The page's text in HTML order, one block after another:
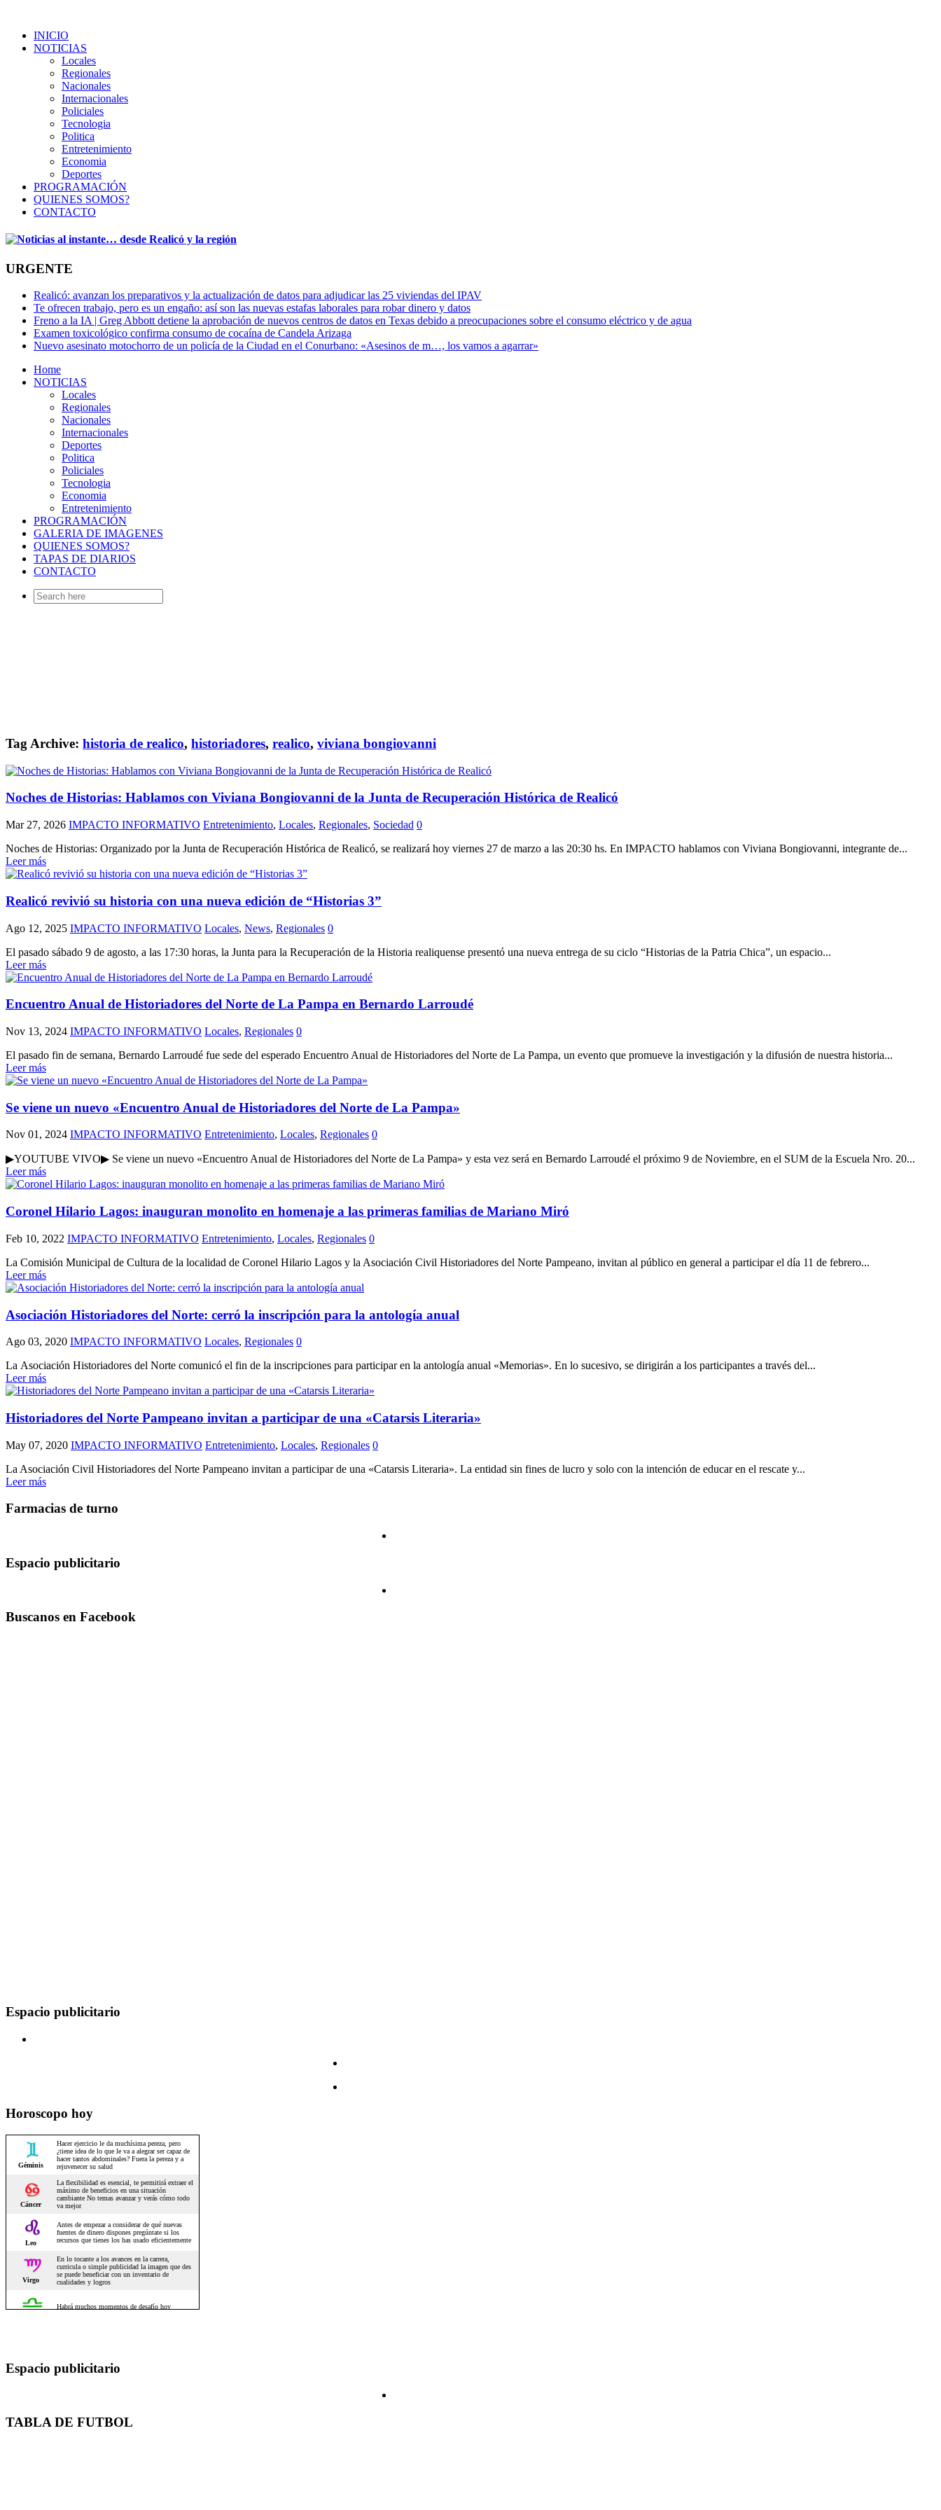
INICIO
NOTICIAS
Locales
Regionales
Nacionales
Internacionales
Policiales
Tecnologia
Politica
Entretenimiento
Economia
Deportes
PROGRAMACIÓN
QUIENES SOMOS?
CONTACTO
URGENTE
Realicó: avanzan los preparativos y la actualización de datos para adjudicar las 25 viviendas del IPAV
Te ofrecen trabajo, pero es un engaño: así son las nuevas estafas laborales para robar dinero y datos
Freno a la IA | Greg Abbott detiene la aprobación de nuevos centros de datos en Texas debido a preocupaciones sobre el consumo eléctrico y de agua
Examen toxicológico confirma consumo de cocaína de Candela Arizaga
Nuevo asesinato motochorro de un policía de la Ciudad en el Conurbano: «Asesinos de m…, los vamos a agarrar»
Home
NOTICIAS
Locales
Regionales
Nacionales
Internacionales
Deportes
Politica
Policiales
Tecnologia
Economia
Entretenimiento
PROGRAMACIÓN
GALERIA DE IMAGENES
QUIENES SOMOS?
TAPAS DE DIARIOS
CONTACTO
Search
for:
Tag Archive: historia de realico, historiadores, realico, viviana bongiovanni
Noches de Historias: Hablamos con Viviana Bongiovanni de la Junta de Recuperación Histórica de Realicó
Mar 27, 2026 IMPACTO INFORMATIVO Entretenimiento, Locales, Regionales, Sociedad 0
Noches de Historias: Organizado por la Junta de Recuperación Histórica de Realicó, se realizará hoy viernes 27 de marzo a las 20:30 hs. En IMPACTO hablamos con Viviana Bongiovanni, integrante de...
Leer más
Realicó revivió su historia con una nueva edición de “Historias 3”
Ago 12, 2025 IMPACTO INFORMATIVO Locales, News, Regionales 0
El pasado sábado 9 de agosto, a las 17:30 horas, la Junta para la Recuperación de la Historia realiquense presentó una nueva entrega de su ciclo “Historias de la Patria Chica”, un espacio...
Leer más
Encuentro Anual de Historiadores del Norte de La Pampa en Bernardo Larroudé
Nov 13, 2024 IMPACTO INFORMATIVO Locales, Regionales 0
El pasado fin de semana, Bernardo Larroudé fue sede del esperado Encuentro Anual de Historiadores del Norte de La Pampa, un evento que promueve la investigación y la difusión de nuestra historia...
Leer más
Se viene un nuevo «Encuentro Anual de Historiadores del Norte de La Pampa»
Nov 01, 2024 IMPACTO INFORMATIVO Entretenimiento, Locales, Regionales 0
▶YOUTUBE VIVO▶ Se viene un nuevo «Encuentro Anual de Historiadores del Norte de La Pampa» y esta vez será en Bernardo Larroudé el próximo 9 de Noviembre, en el SUM de la Escuela Nro. 20...
Leer más
Coronel Hilario Lagos: inauguran monolito en homenaje a las primeras familias de Mariano Miró
Feb 10, 2022 IMPACTO INFORMATIVO Entretenimiento, Locales, Regionales 0
La Comisión Municipal de Cultura de la localidad de Coronel Hilario Lagos y la Asociación Civil Historiadores del Norte Pampeano, invitan al público en general a participar el día 11 de febrero...
Leer más
Asociación Historiadores del Norte: cerró la inscripción para la antología anual
Ago 03, 2020 IMPACTO INFORMATIVO Locales, Regionales 0
La Asociación Historiadores del Norte comunicó el fin de la inscripciones para participar en la antología anual «Memorias». En lo sucesivo, se dirigirán a los participantes a través del...
Leer más
Historiadores del Norte Pampeano invitan a participar de una «Catarsis Literaria»
May 07, 2020 IMPACTO INFORMATIVO Entretenimiento, Locales, Regionales 0
La Asociación Civil Historiadores del Norte Pampeano invitan a participar de una «Catarsis Literaria». La entidad sin fines de lucro y solo con la intención de educar en el rescate y...
Leer más
Farmacias de turno
Espacio publicitario
Buscanos en Facebook
Espacio publicitario
Horoscopo hoy
Espacio publicitario
TABLA DE FUTBOL